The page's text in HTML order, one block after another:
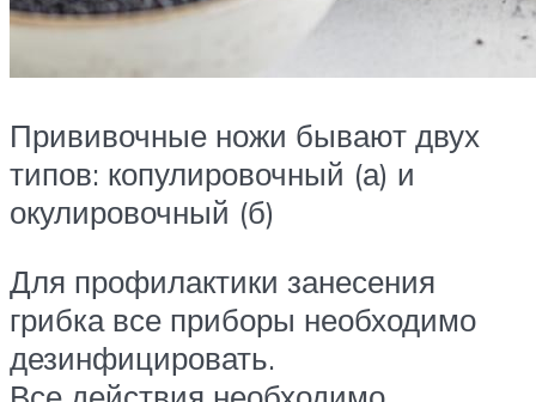
Прививочные ножи бывают двух
типов: копулировочный (а) и
окулировочный (б)
Для профилактики занесения
грибка все приборы необходимо
дезинфицировать.